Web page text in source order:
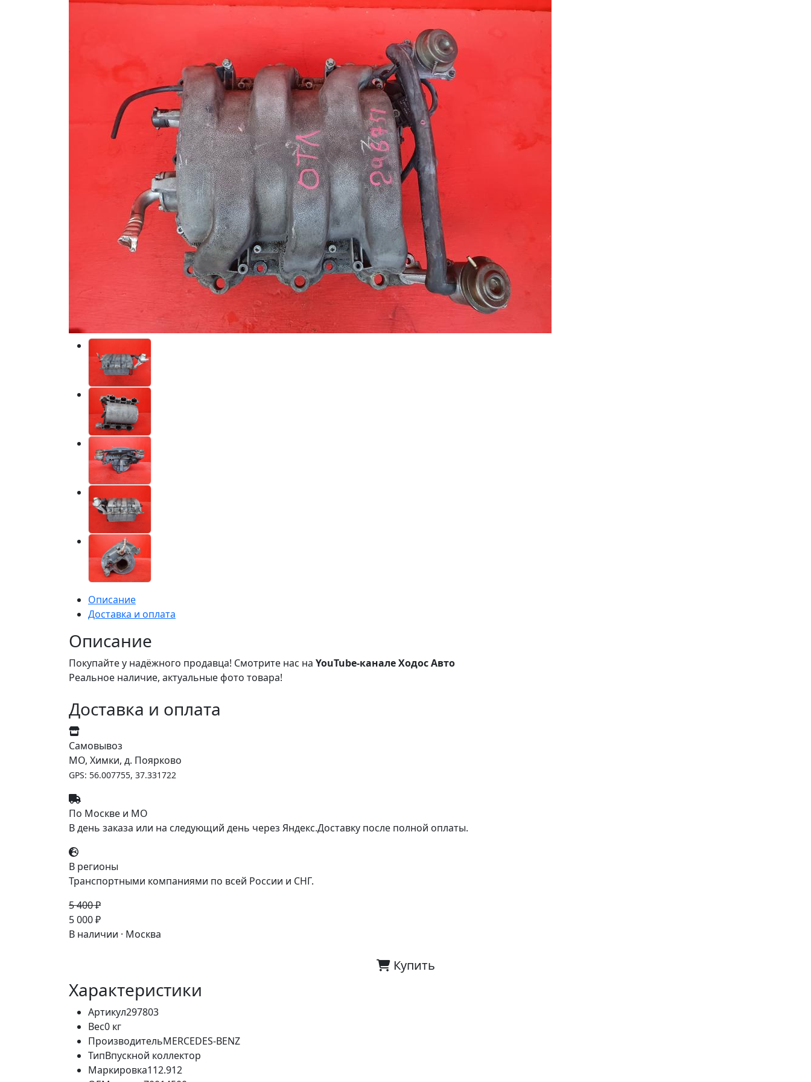
Описание
Доставка и оплата
Описание
Покупайте у надёжного продавца! Смотрите нас на YouTube-канале Ходос Авто
Реальное наличие, актуальные фото товара!
Доставка и оплата
Самовывоз
МО, Химки, д. Поярково
GPS: 56.007755, 37.331722
По Москве и МО
В день заказа или на следующий день через Яндекс.Доставку после полной оплаты.
В регионы
Транспортными компаниями по всей России и СНГ.
5 400 ₽
5 000 ₽
В наличии · Москва
Купить
Характеристики
Артикул297803
Вес0 кг
ПроизводительMERCEDES-BENZ
ТипВпускной коллектор
Маркировка112.912